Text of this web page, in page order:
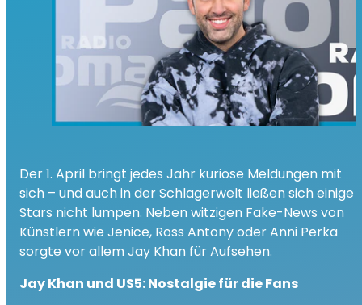
Der 1. April bringt jedes Jahr kuriose Meldungen mit
sich – und auch in der Schlagerwelt ließen sich einige
Stars nicht lumpen. Neben witzigen Fake-News von
Künstlern wie Jenice, Ross Antony oder Anni Perka
sorgte vor allem Jay Khan für Aufsehen.
Jay Khan und US5: Nostalgie für die Fans